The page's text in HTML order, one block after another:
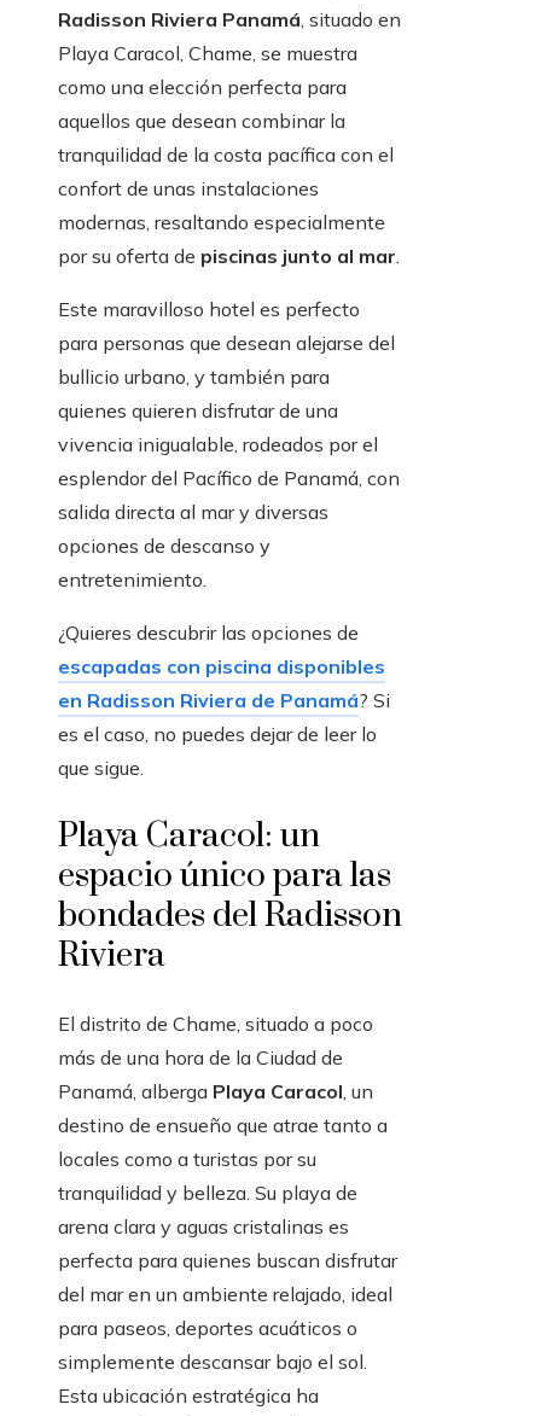
Radisson Riviera Panamá, situado en
Playa Caracol, Chame, se muestra
como una elección perfecta para
aquellos que desean combinar la
tranquilidad de la costa pacífica con el
confort de unas instalaciones
modernas, resaltando especialmente
por su oferta de piscinas junto al mar.
Este maravilloso hotel es perfecto
para personas que desean alejarse del
bullicio urbano, y también para
quienes quieren disfrutar de una
vivencia inigualable, rodeados por el
esplendor del Pacífico de Panamá, con
salida directa al mar y diversas
opciones de descanso y
entretenimiento.
¿Quieres descubrir las opciones de
escapadas con piscina disponibles
en Radisson Riviera de Panamá? Si
es el caso, no puedes dejar de leer lo
que sigue.
Playa Caracol: un
espacio único para las
bondades del Radisson
Riviera
El distrito de Chame, situado a poco
más de una hora de la Ciudad de
Panamá, alberga Playa Caracol, un
destino de ensueño que atrae tanto a
locales como a turistas por su
tranquilidad y belleza. Su playa de
arena clara y aguas cristalinas es
perfecta para quienes buscan disfrutar
del mar en un ambiente relajado, ideal
para paseos, deportes acuáticos o
simplemente descansar bajo el sol.
Esta ubicación estratégica ha